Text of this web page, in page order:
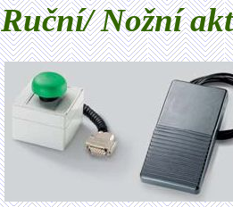
Ruční/ Nožní